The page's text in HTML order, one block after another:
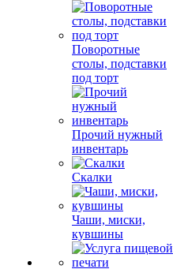
Поворотные
столы, подставки
под торт
Прочий нужный
инвентарь
Скалки
Чаши, миски,
кувшины